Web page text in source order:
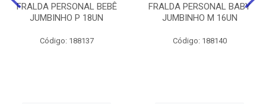
FRALDA PERSONAL BEBÊ
JUMBINHO P 18UN
Código: 188137
FRALDA PERSONAL BABY
JUMBINHO M 16UN
Código: 188140